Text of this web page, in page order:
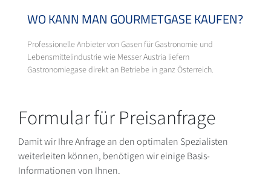
WO KANN MAN GOURMETGASE KAUFEN?
Professionelle Anbieter von Gasen für Gastronomie und
Lebensmittelindustrie wie Messer Austria liefern
Gastronomiegase direkt an Betriebe in ganz Österreich.
Formular für Preisanfrage
Damit wir Ihre Anfrage an den optimalen Spezialisten
weiterleiten können, benötigen wir einige Basis-
Informationen von Ihnen.